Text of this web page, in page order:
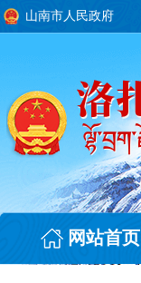
山南市人民政府
网站首页